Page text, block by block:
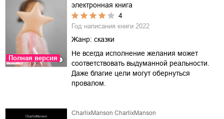
Полная версия
электронная книга
4
Год написания книги 2022
Жанр: сказки
Не всегда исполнение желания может
соответствовать выдуманной реальности.
Даже благие цели могут обернуться
провалом.
CharlixManson CharlixManson